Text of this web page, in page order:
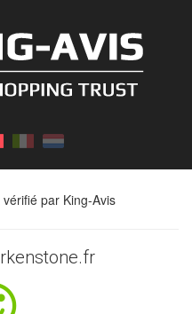
par King-Avis